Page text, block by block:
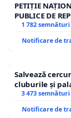
PETIȚIE
PUBLICE DE
1 782 semnături
Notificare de
Salvează
cluburile și
3 473 semnături
Notificare de